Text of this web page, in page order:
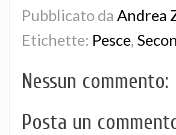
Pubblicato da Andrea
Etichette: Pesce,
Nessun commento:
Posta un